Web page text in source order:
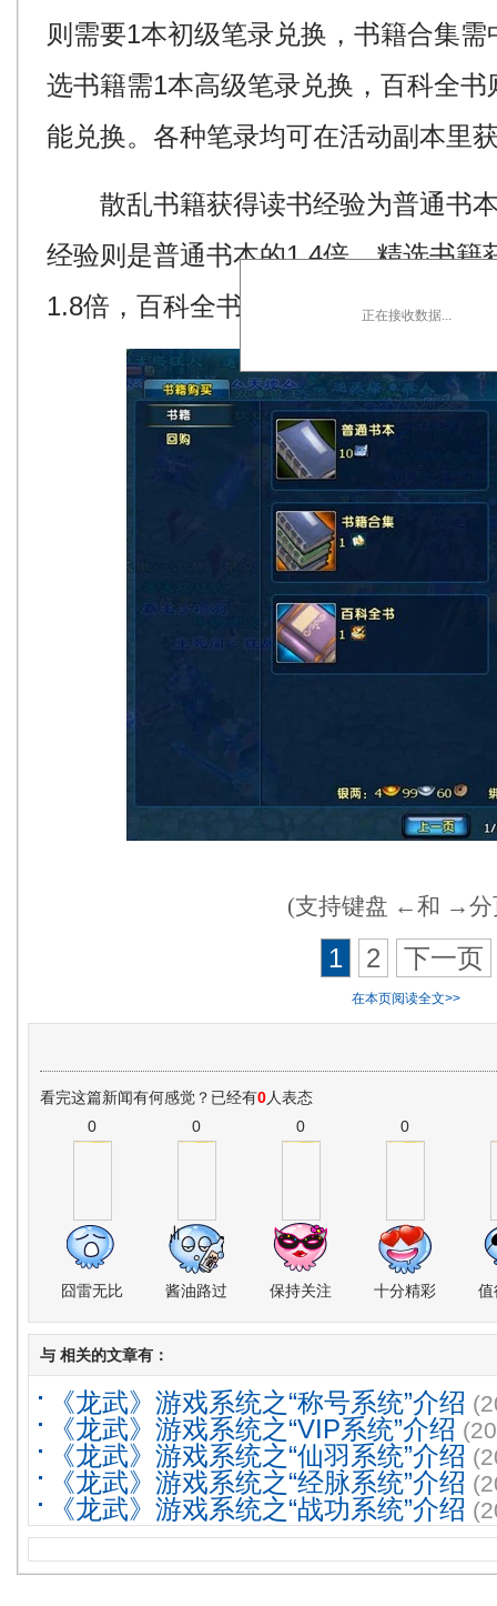
则需要1本初级笔录兑换，书籍合集
选书籍需1本高级笔录兑换，百科全
能兑换。各种笔录均可在活动副本里
散乱书籍获得读书经验为普通书本
经验则是普通书本的1.4倍，精选书籍
1.8倍，百科全书获得经验是普通书本
(支持键盘 ←和 →分
1 2 下一页
在本页阅读全文>>
看完这篇新闻有何感觉？已经有0人表态
0
囧雷无比
0
酱油路过
0
保持关注
0
十分精彩 值
正在接收数据...
与 相关的文章有：
《龙武》游戏系统之“称号系统”介绍
《龙武》游戏系统之“VIP系统”介绍
《龙武》游戏系统之“仙羽系统”介绍
《龙武》游戏系统之“经脉系统”介绍
《龙武》游戏系统之“战功系统”介绍